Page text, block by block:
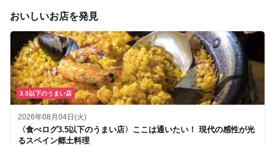
おいしいお店を発見
3.5以下のうまい店
2026年08月04日(火)
〈食べログ3.5以下のうまい店〉ここは通いたい！ 現代の感性が光
るスペイン郷土料理